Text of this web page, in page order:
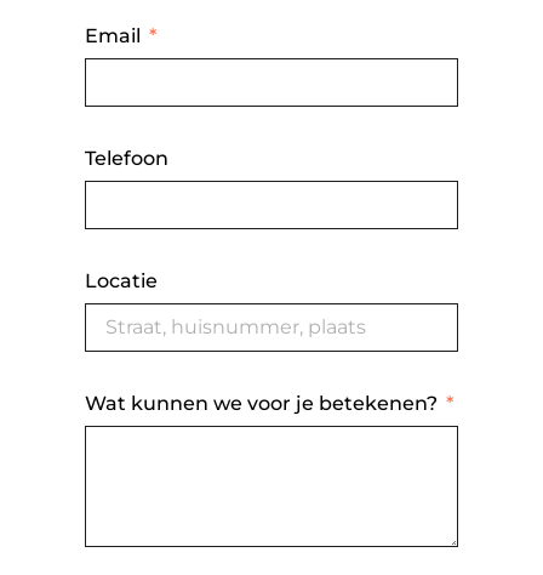
Email
Telefoon
Locatie
Wat kunnen we voor je betekenen?